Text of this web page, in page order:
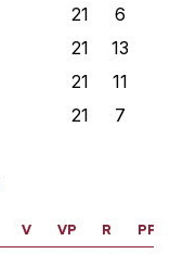
21 6
21 13
21 11
21 7
V VP R PP